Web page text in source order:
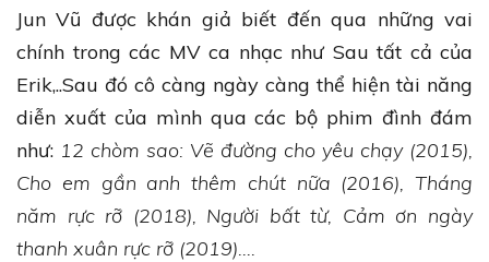
Jun Vũ được khán giả biết đến qua những vai
chính trong các MV ca nhạc như Sau tất cả của
Erik,..Sau đó cô càng ngày càng thể hiện tài năng
diễn xuất của mình qua các bộ phim đình đám
như: 12 chòm sao: Vẽ đường cho yêu chạy (2015),
Cho em gần anh thêm chút nữa (2016), Tháng
năm rực rỡ (2018), Người bất từ, Cảm ơn ngày
thanh xuân rực rỡ (2019)….